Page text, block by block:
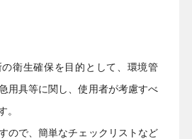
衛生確保を目的として、環境管
用具等に関し、使用者が考慮すべ
。
ので、簡単なチェックリストなど